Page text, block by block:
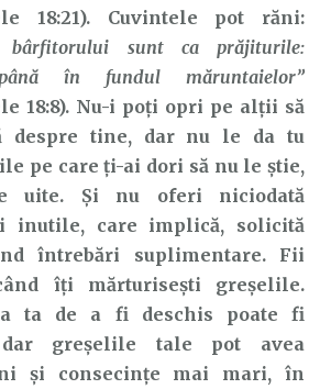
18:21). Cuvintele pot răni:
bârfitorului sunt ca prăjiturile:
în fundul măruntaielor”
18:8). Nu-i poți opri pe alții să
despre tine, dar nu le da tu
pe care ți-ai dori să nu le știe,
uite. Și nu oferi niciodată
inutile, care implică, solicită
întrebări suplimentare. Fii
îți mărturisești greșelile.
ta de a fi deschis poate fi
dar greșelile tale pot avea
și consecințe mai mari, în